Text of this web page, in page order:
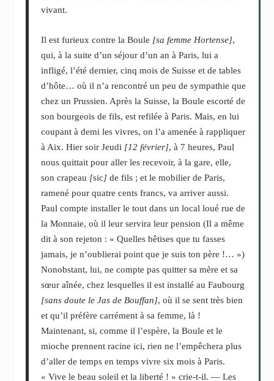
vivant.
Il est furieux contre la Boule [sa femme Hortense],
qui, à la suite d’un séjour d’un an à Paris, lui a
infligé, l’été dernier, cinq mois de Suisse et de tables
d’hôte… où il n’a rencontré un peu de sympathie que
chez un Prussien. Après la Suisse, la Boule escorté de
son bourgeois de fils, est refilée à Paris. Mais, en lui
coupant à demi les vivres, on l’a amenée à rappliquer
à Aix. Hier soir Jeudi [12 février], à 7 heures, Paul
nous quittait pour aller les recevoir, à la gare, elle,
son crapeau [sic] de fils ; et le mobilier de Paris,
ramené pour quatre cents francs, va arriver aussi.
Paul compte installer le tout dans un local loué rue de
la Monnaie, où il leur servira leur pension (Il a même
dit à son rejeton : « Quelles bêtises que tu fasses
jamais, je n’oublierai point que je suis ton père !… »)
Nonobstant, lui, ne compte pas quitter sa mère et sa
sœur aînée, chez lesquelles il est installé au Faubourg
[sans doute le Jas de Bouffan], où il se sent très bien
et qu’il préfère carrément à sa femme, là !
Maintenant, si, comme il l’espère, la Boule et le
mioche prennent racine ici, rien ne l’empêchera plus
d’aller de temps en temps vivre six mois à Paris.
« Vive le beau soleil et la liberté ! » crie-t-il. ― Les